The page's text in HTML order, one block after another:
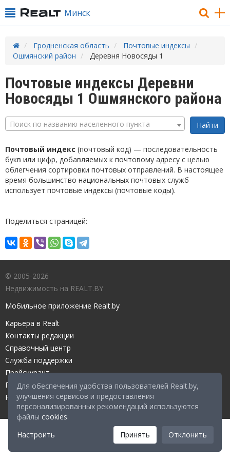
Для обеспечения удобства пользователей Realt.by,
улучшения сервисов и предоставления
персонализированных рекомендаций используются
файлы cookies.
Настроить
Принять Отклонить
Минск
Гродненская область
Почтовые индексы
Ошмянский район
Деревня Новосяды 1
Почтовые индексы Деревни
Новосяды 1 Ошмянского района
Поиск по названию населенного пункта
Почтовый индекс (почтовый код) — последовательность
букв или цифр, добавляемых к почтовому адресу с целью
облегчения сортировки почтовых отправлений. В настоящее
время большинство национальных почтовых служб
использует почтовые индексы (почтовые коды).
Поделиться страницей:
© 2005-2026
Недвижимость на REALT.BY
Мобильное приложение Realt.by
Карьера в Realt
Контакты редакции
Справочный центр
Служба поддержки
Прейскурант
Правовые документы
Настройка файлов cookies